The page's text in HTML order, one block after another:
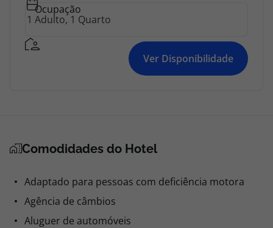
Ocupação
Ver Disponibilidade
Comodidades do Hotel
Adaptado para pessoas com deficiência motora
Agência de câmbios
Aluguer de automóveis